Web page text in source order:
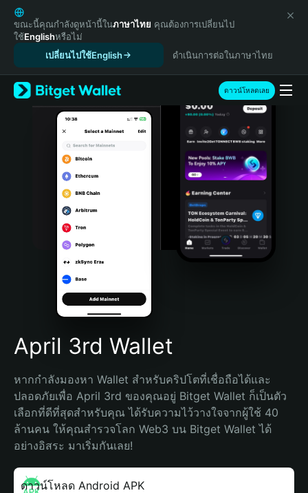
English
日本語
Tiếng Việt
Español (Latinoamérica)
Türkçe
Italiano
Português (Portugal)
Bahasa Indonesia
Português (Brasil)
Español (Argentina)
ขณะนี้คุณกำลังดูหน้านี้ในภาษาไทย คุณต้องการเปลี่ยนไป
ใช้Englishหรือไม่
เปลี่ยนไปใช้English
ดำเนินการต่อในภาษาไทย
ดาวน์โหลดเลย
April 3rd Wallet
หากกำลังมองหา Wallet สำหรับคริปโตที่เชื่อถือได้และ
ปลอดภัยเพื่อ April 3rd ของคุณอยู่ Bitget Wallet ก็เป็นตัว
เลือกที่ดีที่สุดสำหรับคุณ ได้รับความไว้วางใจจากผู้ใช้ 40
ล้านคน ให้คุณสำรวจโลก Web3 บน Bitget Wallet ได้
อย่างอิสระ มาเริ่มกันเลย!
ดาวน์โหลด Android APK